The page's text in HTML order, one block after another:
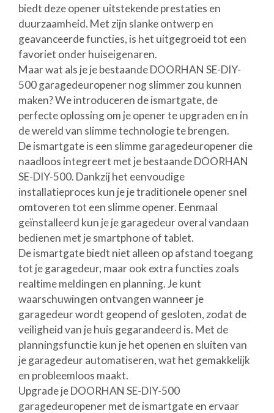
biedt deze opener uitstekende prestaties en
duurzaamheid. Met zijn slanke ontwerp en
geavanceerde functies, is het uitgegroeid tot een
favoriet onder huiseigenaren.
Maar wat als je je bestaande DOORHAN SE-DIY-
500 garagedeuropener nog slimmer zou kunnen
maken? We introduceren de ismartgate, de
perfecte oplossing om je opener te upgraden en in
de wereld van slimme technologie te brengen.
De ismartgate is een slimme garagedeuropener die
naadloos integreert met je bestaande DOORHAN
SE-DIY-500. Dankzij het eenvoudige
installatieproces kun je je traditionele opener snel
omtoveren tot een slimme opener. Eenmaal
geïnstalleerd kun je je garagedeur overal vandaan
bedienen met je smartphone of tablet.
De ismartgate biedt niet alleen op afstand toegang
tot je garagedeur, maar ook extra functies zoals
realtime meldingen en planning. Je kunt
waarschuwingen ontvangen wanneer je
garagedeur wordt geopend of gesloten, zodat de
veiligheid van je huis gegarandeerd is. Met de
planningsfunctie kun je het openen en sluiten van
je garagedeur automatiseren, wat het gemakkelijk
en probleemloos maakt.
Upgrade je DOORHAN SE-DIY-500
garagedeuropener met de ismartgate en ervaar